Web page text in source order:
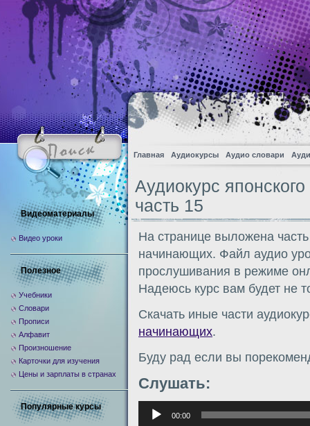
Главная Аудиокурсы Аудио словари
Аудиокурс
часть 15
На странице выложена
начинающих. Файл аудио
прослушивания в режиме
Надеюсь курс вам будет не
Скачать иные части
начинающих.
Буду рад если вы
Слушать:
Аудиоплеер
00:00
Видеоматериалы
Видео уроки
Полезное
Учебники
Словари
Прописи
Алфавит
Произношение
Карточки для изучения
Цены и зарплаты в странах
Популярные курсы